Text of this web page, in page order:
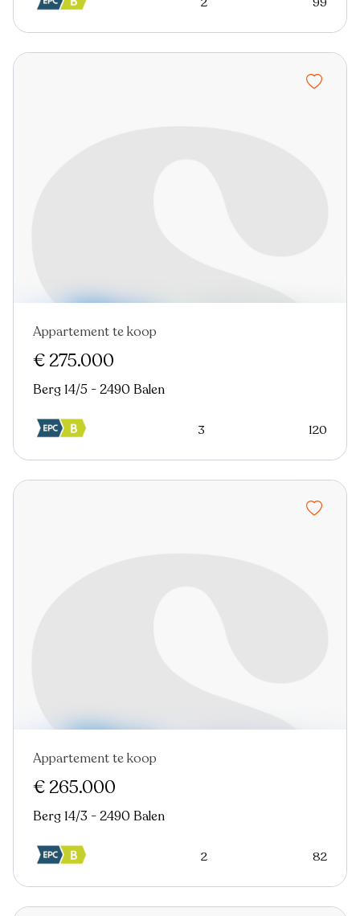
Appartement te koop
€ 275.000
Berg 14/5 - 2490 Balen
3 120
Appartement te koop
€ 265.000
Berg 14/3 - 2490 Balen
2 82